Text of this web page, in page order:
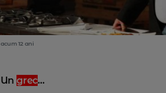
acum 12 ani
Ungrec...